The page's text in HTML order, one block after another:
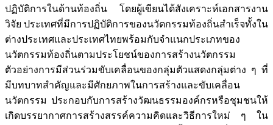
ปฏิบัติการในด้านท้องถิ่น โดยผู้เขียนได้สังเคราะห์เอกสารงาน
วิจัย ประเทศที่มีการปฏิบัติการของนวัตกรรมท้องถิ่นสำเร็จทั้งใน
ต่างประเทศและประเทศไทยพร้อมกับจำแนกประเภทของ
นวัตกรรมท้องถิ่นตามประโยชน์ของการสร้างนวัตกรรม
ตัวอย่างการมีส่วนร่วมขับเคลื่อนของกลุ่มตัวแสดงกลุ่มต่าง ๆ ที่
มีบทบาทสำคัญและมีศักยภาพในการสร้างและขับเคลื่อน
นวัตกรรม ประกอบกับการสร้างวัฒนธรรมองค์กรหรือชุมชนให้
เกิดบรรยากาศการสร้างสรรค์ความคิดและวิธีการใหม่ ๆ ใน